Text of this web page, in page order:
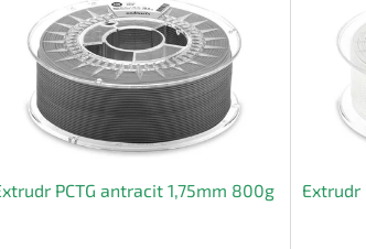
PCTG antracit 1,75mm 800g Extrudr